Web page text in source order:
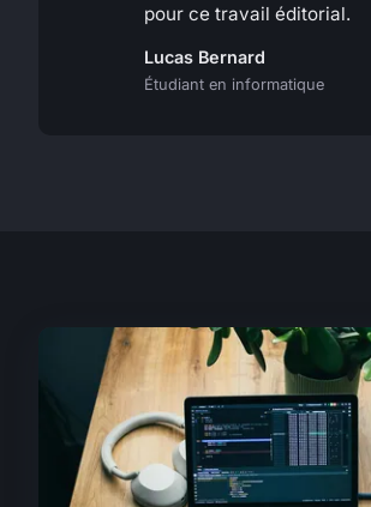
pour ce travail éditorial.
Lucas Bernard
Étudiant en informatique